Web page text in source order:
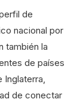
de
nacional por
también la
de países
Inglaterra,
de conectar